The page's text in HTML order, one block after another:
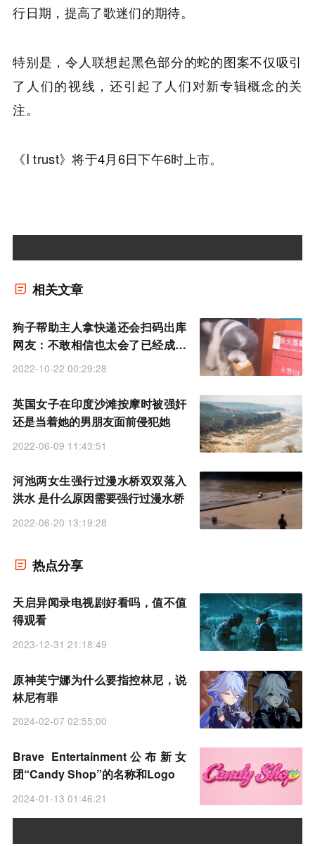
行日期，提高了歌迷们的期待。
特别是，令人联想起黑色部分的蛇的图案不仅吸引
了人们的视线，还引起了人们对新专辑概念的关
注。
《I trust》将于4月6日下午6时上市。
相关文章
狗子帮助主人拿快递还会扫码出库
网友：不敢相信也太会了已经成精
了
2022-10-22 00:29:28
英国女子在印度沙滩按摩时被强奸
还是当着她的男朋友面前侵犯她
2022-06-09 11:43:51
河池两女生强行过漫水桥双双落入
洪水 是什么原因需要强行过漫水桥
2022-06-20 13:19:28
热点分享
天启异闻录电视剧好看吗，值不值
得观看
2023-12-31 21:18:49
原神芙宁娜为什么要指控林尼，说
林尼有罪
2024-02-07 02:55:00
Brave Entertainment公布新女
团“Candy Shop”的名称和Logo
2024-01-13 01:46:21